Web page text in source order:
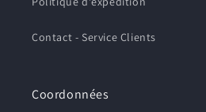
Contact - Service Clients
Coordonnées